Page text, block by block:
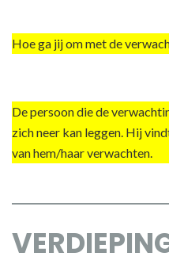
Hoe ga jij om met de
De persoon die de
zich neer kan leggen. Hij
van hem/haar verwachten.